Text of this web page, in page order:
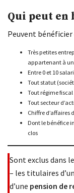
Qui peut en
Peuvent
Très petites
appartenant à un
Entre 0 et 10
Tout statut
Tout régime
Tout secteur
Chiffre d’affaires
Dont le bénéfice
clos
Sont exclus dans
– les titulaires d’un
d’une pension de